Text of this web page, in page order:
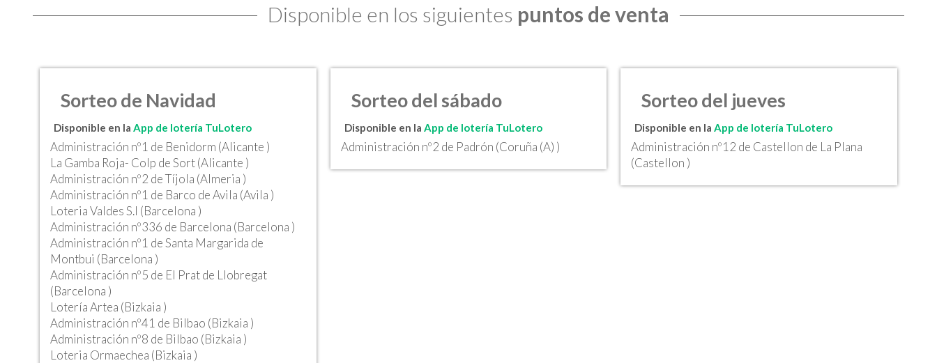
Disponible en los siguientes puntos de venta
Sorteo de Navidad
Disponible en la App de lotería TuLotero
Administración nº1 de Benidorm (Alicante )
La Gamba Roja- Colp de Sort (Alicante )
Administración nº2 de Tíjola (Almeria )
Administración nº1 de Barco de Avila (Avila )
Loteria Valdes S.l (Barcelona )
Administración nº336 de Barcelona (Barcelona )
Administración nº1 de Santa Margarida de
Montbui (Barcelona )
Administración nº5 de El Prat de Llobregat
(Barcelona )
Lotería Artea (Bizkaia )
Administración nº41 de Bilbao (Bizkaia )
Administración nº8 de Bilbao (Bizkaia )
Loteria Ormaechea (Bizkaia )
Sorteo del sábado
Disponible en la App de lotería TuLotero
Administración nº2 de Padrón (Coruña (A) )
Sorteo del jueves
Disponible en laApp de lotería TuLotero
Administración nº12 de Castellon de La Plana
(Castellon )